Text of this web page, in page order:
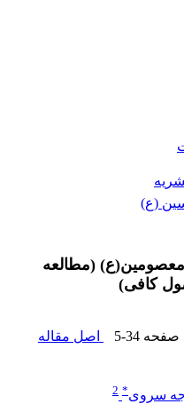
(ع)
(مطالعه
کافی)
صفحه 5-34
اصل مقاله
سروی*
2